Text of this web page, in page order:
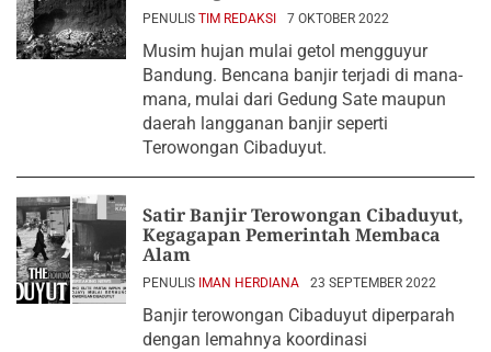
PENULIS TIM REDAKSI 7 OKTOBER 2022
Musim hujan mulai getol mengguyur
Bandung. Bencana banjir terjadi di mana-
mana, mulai dari Gedung Sate maupun
daerah langganan banjir seperti
Terowongan Cibaduyut.
Satir Banjir Terowongan Cibaduyut,
Kegagapan Pemerintah Membaca
Alam
PENULIS IMAN HERDIANA 23 SEPTEMBER 2022
Banjir terowongan Cibaduyut diperparah
dengan lemahnya koordinasi